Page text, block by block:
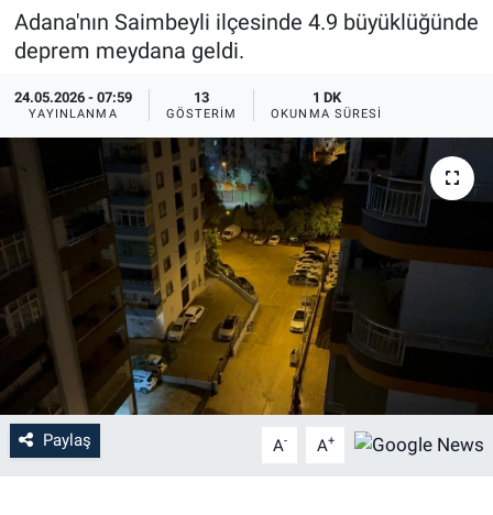
Adana'nın Saimbeyli ilçesinde 4.9 büyüklüğünde
deprem meydana geldi.
24.05.2026 - 07:59
YAYINLANMA
13
GÖSTERIM
1 DK
OKUNMA SÜRESI
Paylaş A- A+